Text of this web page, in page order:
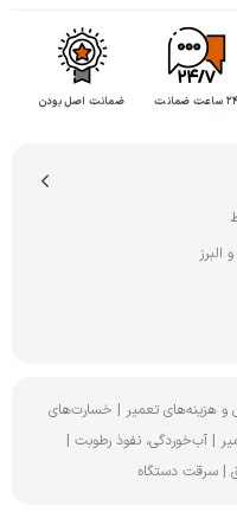
ضمانت ضمانت اصل بودن
و هزینه‌های تعمیر | خسارت‌های
| آب‌خوردگی، نفوذ رطوبت |
| سرقت دستگاه